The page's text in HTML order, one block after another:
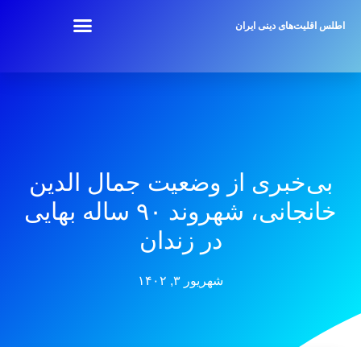
اطلس اقلیت‌های دینی ایران
بی‌خبری از وضعیت جمال الدین
خانجانی، شهروند ۹۰ ساله بهایی
در زندان
شهریور ۳, ۱۴۰۲